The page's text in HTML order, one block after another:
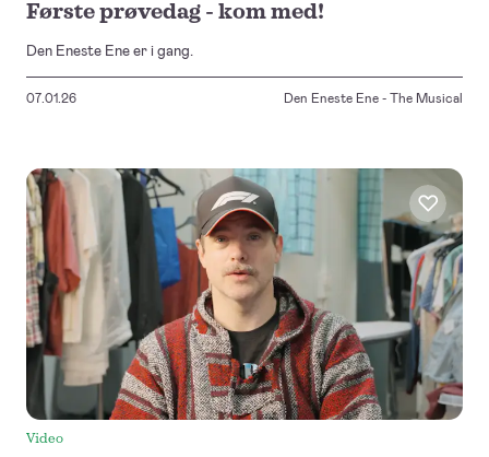
Første prøvedag - kom med!
Den Eneste Ene er i gang.
07.01.26 Den Eneste Ene - The Musical
Video